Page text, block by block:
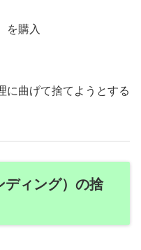
を購入
に曲げて捨てようとする
ディング）の捨